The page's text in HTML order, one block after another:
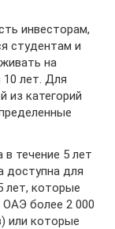
инвесторам,
студентам и
на
10 лет. Для
из категорий
в течение 5 лет
доступна для
лет, которые
более 2 000
или которые